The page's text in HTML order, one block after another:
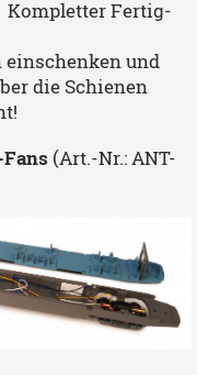
Kompletter Fertig-
einschenken und
die Schienen
(Art.-Nr.: ANT-